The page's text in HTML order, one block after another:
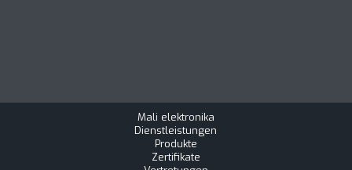
Mali elektronika
Dienstleistungen
Produkte
Zertifikate